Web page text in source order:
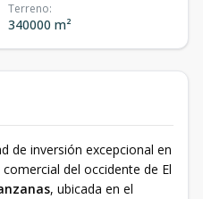
Terreno:
340000 m²
de inversión excepcional en
del occidente de El
, ubicada en el